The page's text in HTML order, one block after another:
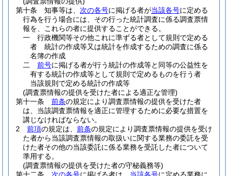
第十条
知事等は、 次の各号に掲げる者が当該各号に定める
行為を行う場合には、その行った統計調査に係る調査票情
報を、これらの者に提供することができる。
一
行政機関等その他これに準ずる者として規則で定める
者 統計の作成等又は統計を作成するための調査に係る
名簿の作成
二
前号に掲げる者が行う統計の作成等と同等の公益性を
有する統計の作成等として規則で定めるものを行う者
当該規則で定める統計の作成等
(調査票情報の提供を受けた者による適正な管理)
第十一条
前条の規定により調査票情報の提供を受けた者
は、当該調査票情報を適正に管理するために必要な措置を
講じなければならない。
2
前項の規定は、 前条の規定により調査票情報の提供を受け
た者から当該調査票情報の取扱いに関する業務の委託を受
けた者その他の当該委託に係る業務を受託した者について
準用する。
(調査票情報の提供を受けた者の守秘義務等)